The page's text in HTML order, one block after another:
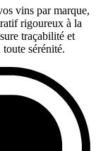
vins par marque,
rigoureux à la
traçabilité et
sérénité.